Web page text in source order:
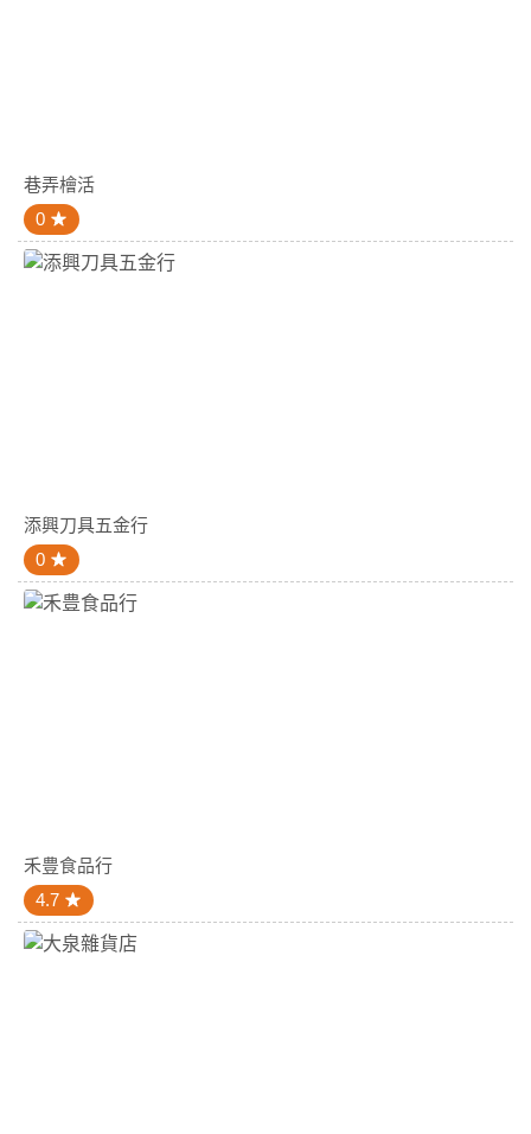
巷弄檜活
0
添興刀具五金行
0
禾豊食品行
4.7